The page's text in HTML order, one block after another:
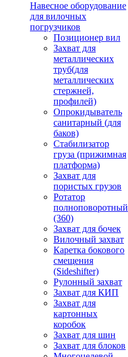
Навесное оборудование
для вилочных
погрузчиков
Позиционер вил
Захват для
металлических
труб(для
металлических
стержней,
профилей)
Опрокидыватель
санитарный (для
баков)
Стабилизатор
груза (прижимная
платформа)
Захват для
пористых грузов
Ротатор
полноповоротный
(360)
Захват для бочек
Вилочный захват
Каретка бокового
смещения
(Sideshifter)
Рулонный захват
Захват для КИП
Захват для
картонных
коробок
Захват для шин
Захват для блоков